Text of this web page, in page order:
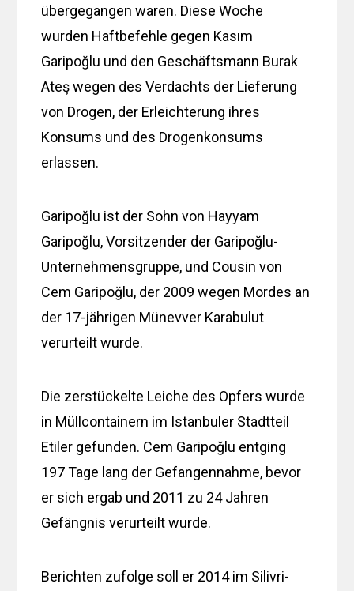
übergegangen waren. Diese Woche
wurden Haftbefehle gegen Kasım
Garipoğlu und den Geschäftsmann Burak
Ateş wegen des Verdachts der Lieferung
von Drogen, der Erleichterung ihres
Konsums und des Drogenkonsums
erlassen.
Garipoğlu ist der Sohn von Hayyam
Garipoğlu, Vorsitzender der Garipoğlu-
Unternehmensgruppe, und Cousin von
Cem Garipoğlu, der 2009 wegen Mordes an
der 17-jährigen Münevver Karabulut
verurteilt wurde.
Die zerstückelte Leiche des Opfers wurde
in Müllcontainern im Istanbuler Stadtteil
Etiler gefunden. Cem Garipoğlu entging
197 Tage lang der Gefangennahme, bevor
er sich ergab und 2011 zu 24 Jahren
Gefängnis verurteilt wurde.
Berichten zufolge soll er 2014 im Silivri-